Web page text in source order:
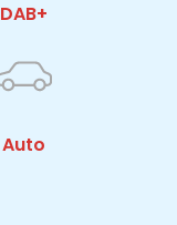
DAB+
Auto